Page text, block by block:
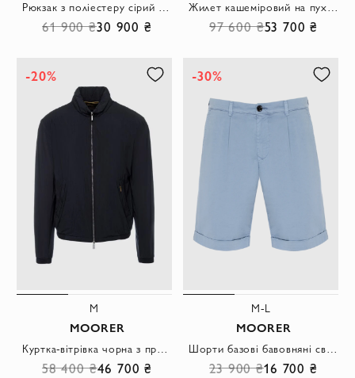
61 900 ₴30 900 ₴ 97 600 ₴53 700 ₴
-20%
M
MOORER
Куртка-вітрівка чорна з прихованим капюшоном чоловіча
58 400 ₴46 700 ₴
-30%
M-L
MOORER
Шорти базові бавовняні світло-сині із защипами
23 900 ₴16 700 ₴